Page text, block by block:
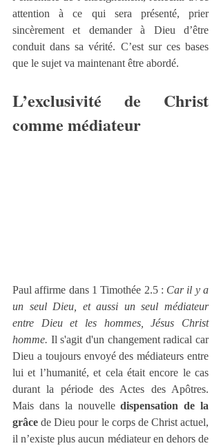
attention à ce qui sera présenté, prier
sincèrement et demander à Dieu d’être
conduit dans sa vérité. C’est sur ces bases
que le sujet va maintenant être abordé.
L’exclusivité de Christ
comme médiateur
Paul affirme dans 1 Timothée 2.5 : Car il y a
un seul Dieu, et aussi un seul médiateur
entre Dieu et les hommes, Jésus Christ
homme. Il s'agit d'un changement radical car
Dieu a toujours envoyé des médiateurs entre
lui et l’humanité, et cela était encore le cas
durant la période des Actes des Apôtres.
Mais dans la nouvelle dispensation de la
grâce de Dieu pour le corps de Christ actuel,
il n’existe plus aucun médiateur en dehors de